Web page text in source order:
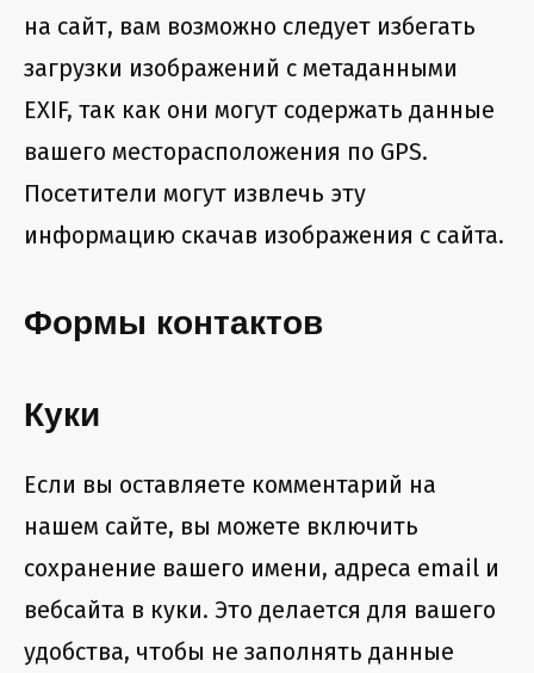
на сайт, вам возможно следует избегать
загрузки изображений с метаданными
EXIF, так как они могут содержать данные
вашего месторасположения по GPS.
Посетители могут извлечь эту
информацию скачав изображения с сайта.
Формы контактов
Куки
Если вы оставляете комментарий на
нашем сайте, вы можете включить
сохранение вашего имени, адреса email и
вебсайта в куки. Это делается для вашего
удобства, чтобы не заполнять данные